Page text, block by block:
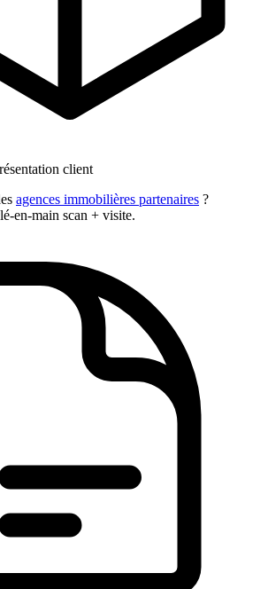
client
agences immobilières partenaires ?
en-main scan + visite.